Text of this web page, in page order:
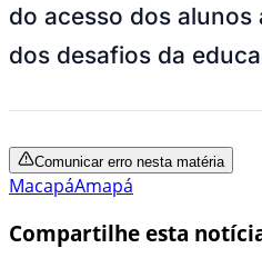
do acesso dos alunos
dos desafios da
Comunicar erro nesta matéria
MacapáAmapá
Compartilhe esta